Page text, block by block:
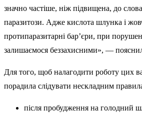
значно частіше, ніж підвищена, до
паразитози. Адже кислота шлунка і
протипаразитарні бар’єри, при
залишаємося беззахисними», —
Для того, щоб налагодити роботу цих
порадила слідувати нескладним
після пробудження на голодний